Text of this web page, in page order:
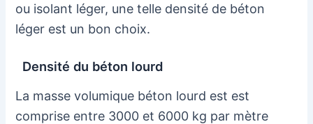
ou isolant léger, une telle densité de béton
léger est un bon choix.
Densité du béton lourd
La masse volumique béton lourd est est
comprise entre 3000 et 6000 kg par mètre